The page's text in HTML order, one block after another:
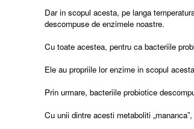
Dar in scopul acesta, pe langa
descompuse de enzimele noastre.
Cu toate acestea, pentru ca bacteriile
Ele au propriile lor enzime in scopul
Prin urmare, bacteriile probiotice
Cu unii dintre acesti metaboliti